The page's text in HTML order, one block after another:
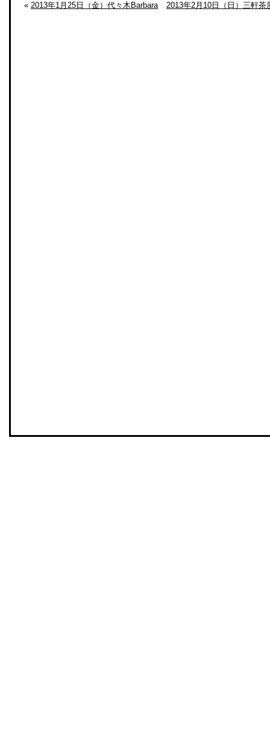
« 2013年1月25日（金）代々木Barbara 2013年2月10日（日）三軒茶